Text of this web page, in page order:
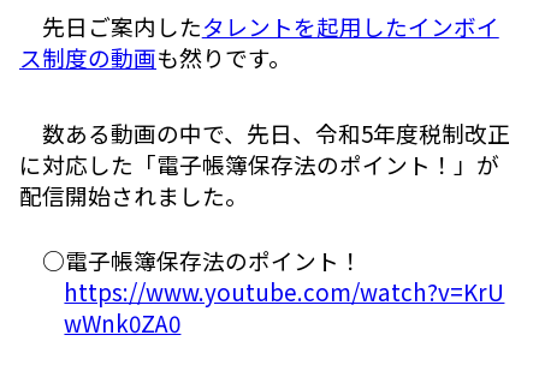
先日ご案内したタレントを起用したインボイ
ス制度の動画も然りです。
数ある動画の中で、先日、令和5年度税制改正
に対応した「電子帳簿保存法のポイント！」が
配信開始されました。
○電子帳簿保存法のポイント！
https://www.youtube.com/watch?v=KrU
wWnk0ZA0